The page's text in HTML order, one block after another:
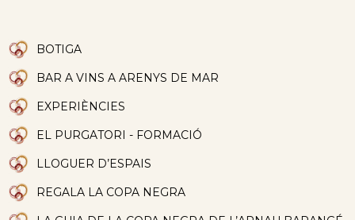
BOTIGA
BAR A VINS A ARENYS DE MAR
EXPERIÈNCIES
EL PURGATORI - FORMACIÓ
LLOGUER D’ESPAIS
REGALA LA COPA NEGRA